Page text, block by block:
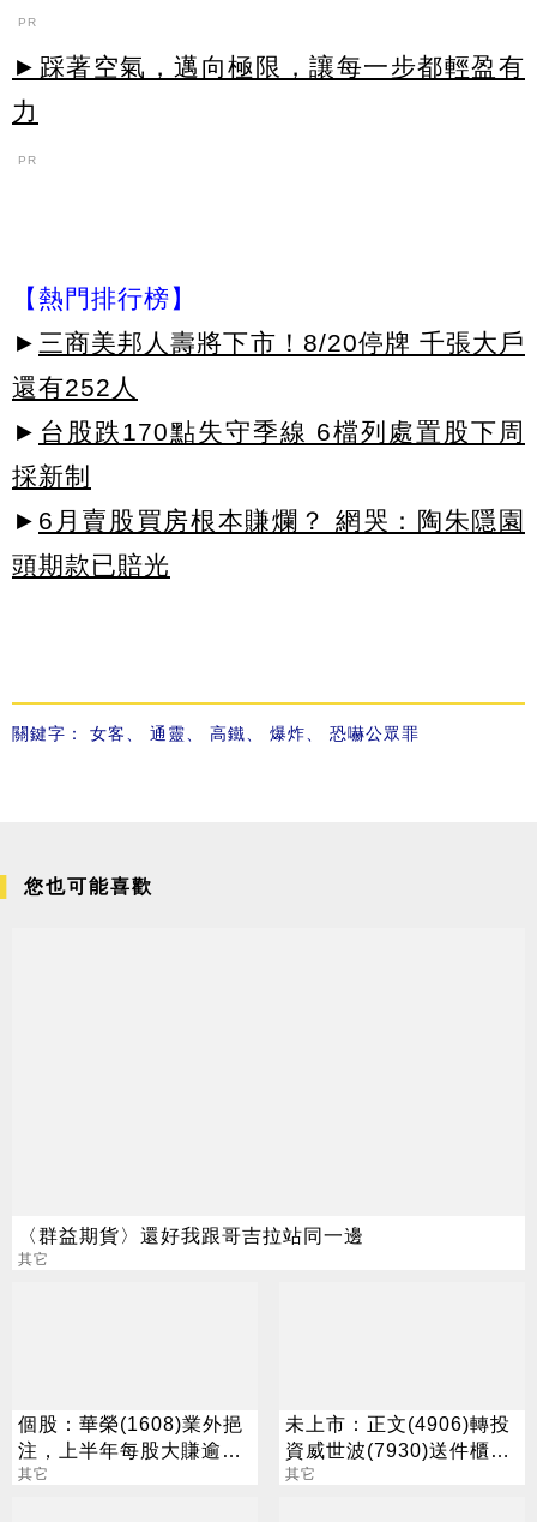
PR
►踩著空氣，邁向極限，讓每一步都輕盈有
力
PR
【熱門排行榜】
► 三商美邦人壽將下市！8/20停牌 千張大戶
還有252人
► 台股跌170點失守季線 6檔列處置股下周
採新制
► 6月賣股買房根本賺爛？ 網哭：陶朱隱園
頭期款已賠光
關鍵字： 女客 通靈 高鐵 爆炸 恐嚇公眾罪
您也可能喜歡
〈群益期貨〉還好我跟哥吉拉站同一邊
其它
個股：華榮(1608)業外挹
注，上半年每股大賺逾7
元，股價跳空漲停鎖住
其它
未上市：正文(4906)轉投
資威世波(7930)送件櫃買
中心，預計7月中旬登興
其它